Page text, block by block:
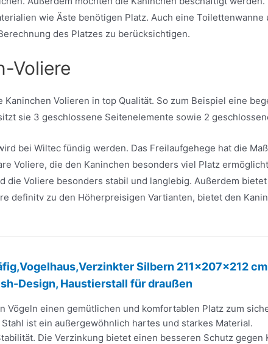
wie Äste benötigen Platz. Auch eine Toilettenwanne
des Platzes zu berücksichtigen.
Voliere
Volieren in top Qualität. So zum Beispiel eine
sie 3 geschlossene Seitenelemente sowie 2
bei Wiltec fündig werden. Das Freilaufgehege hat die
Voliere, die den Kaninchen besonders viel Platz
Voliere besonders stabil und langlebig. Außerdem
definitv zu den Höherpreisigen Vartianten, bietet den
Silbern 211x207x212 cm
Design, Haustierstall für draußen
Vögeln einen gemütlichen und komfortablen Platz zum
ist ein außergewöhnlich hartes und starkes Material.
Die Verzinkung bietet einen besseren Schutz gegen